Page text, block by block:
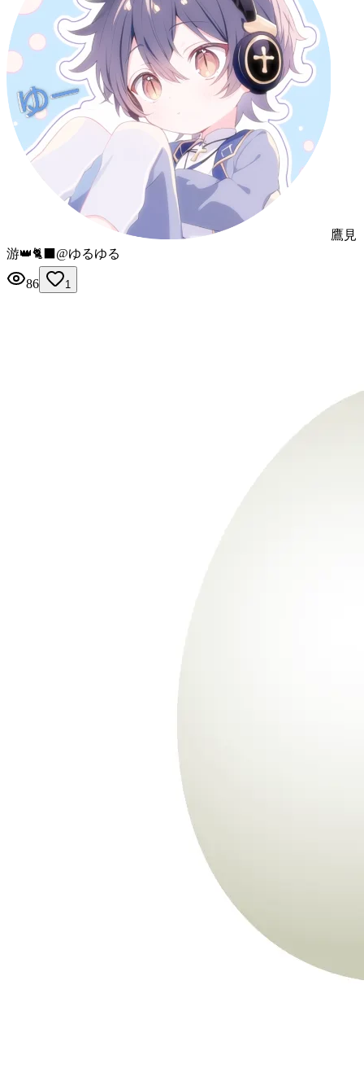
鷹見
游👑🐈‍⬛@ゆるゆる
86 1